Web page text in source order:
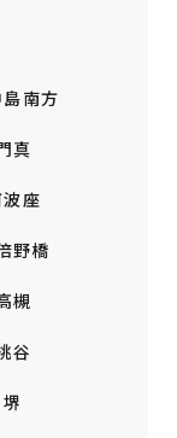
南方
真
波座
野橋
槻
谷
堺